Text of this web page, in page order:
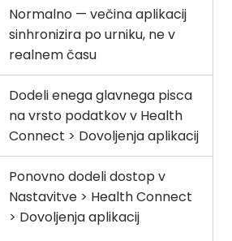
Normalno — večina aplikacij
sinhronizira po urniku, ne v
realnem času
Dodeli enega glavnega pisca
na vrsto podatkov v Health
Connect > Dovoljenja aplikacij
Ponovno dodeli dostop v
Nastavitve > Health Connect
> Dovoljenja aplikacij